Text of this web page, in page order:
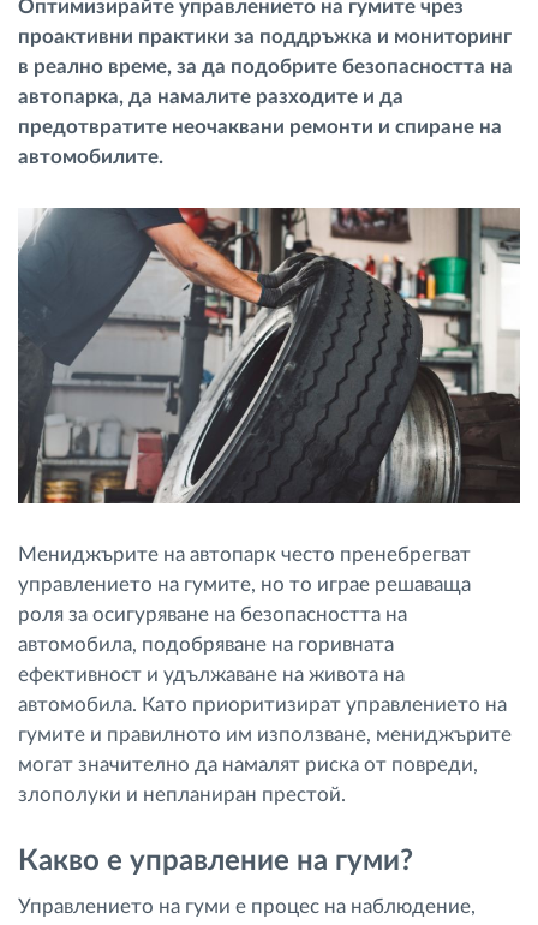
Планиране на маршрути и мониторинг
Автоматична идентификация на шофьора
Разберете за всички функционалности
Как отговаряме на нуждите на всяка
флота
Калкулатор за спестявания
Оптимизирайте управлението на гумите чрез
проактивни практики за поддръжка и мониторинг
в реално време, за да подобрите безопасността на
автопарка, да намалите разходите и да
предотвратите неочаквани ремонти и спиране на
автомобилите.
Мениджърите на автопарк често пренебрегват
управлението на гумите, но то играе решаваща
роля за осигуряване на безопасността на
автомобила, подобряване на горивната
ефективност и удължаване на живота на
автомобила. Като приоритизират управлението на
гумите и правилното им използване, мениджърите
могат значително да намалят риска от повреди,
злополуки и непланиран престой.
Какво е управление на гуми?
Управлението на гуми е процес на наблюдение,